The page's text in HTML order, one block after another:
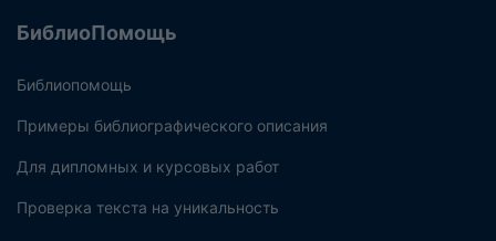
БиблиоПомощь
Библиопомощь
Примеры библиографического описания
Для дипломных и курсовых работ
Проверка текста на уникальность